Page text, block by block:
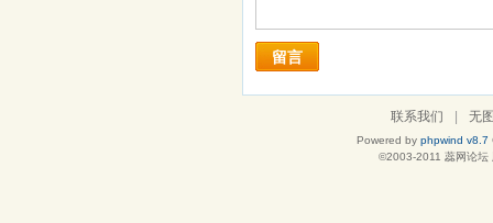
留言
联系我们 | 无
Powered by phpwind v8.7
©2003-2011 蕊网论坛